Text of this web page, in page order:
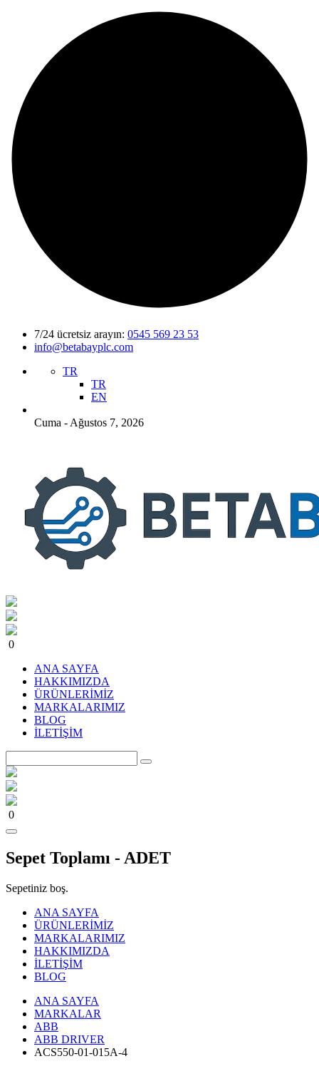
7/24 ücretsiz arayın: 0545 569 23 53
info@betabayplc.com
TR
TR
EN
Cuma - Ağustos 7, 2026
0
ANA SAYFA
HAKKIMIZDA
ÜRÜNLERİMİZ
MARKALARIMIZ
BLOG
İLETİŞİM
0
Sepet Toplamı - ADET
Sepetiniz boş.
ANA SAYFA
ÜRÜNLERİMİZ
MARKALARIMIZ
HAKKIMIZDA
İLETİŞİM
BLOG
ANA SAYFA
MARKALAR
ABB
ABB DRIVER
ACS550-01-015A-4